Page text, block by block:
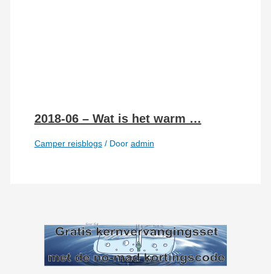
2018-06 – Wat is het warm …
Camper reisblogs/ Door admin